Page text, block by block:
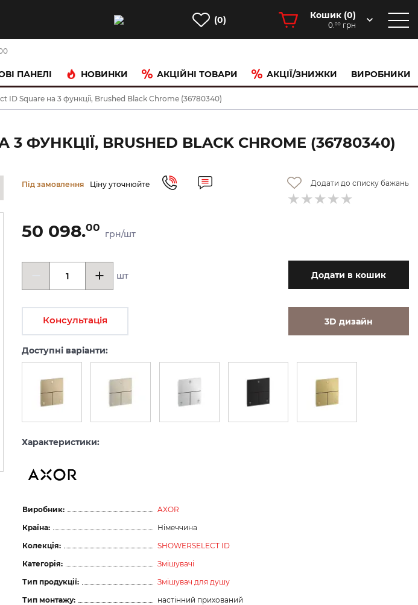
(0) Кошик (0)
0.00 грн
ПАНЕЛІ НОВИНКИ АКЦІЙНІ ТОВАРИ АКЦІЇ/ЗНИЖКИ ВИРОБНИКИ
ID Square на 3 функції, Brushed Black Chrome (36780340)
ФУНКЦІЇ, BRUSHED BLACK CHROME (36780340)
Під замовлення Ціну уточнюйте Додати до списку бажань
50 098.00
грн/шт
шт Додати в кошик
Консультація 3D дизайн
Доступні варіанти:
Характеристики:
Виробник:
AXOR
Країна:
Німеччина
Колекція:
SHOWERSELECT ID
Категорія:
Змішувачі
Тип продукції:
Змішувач для душу
Тип монтажу:
настінний прихований